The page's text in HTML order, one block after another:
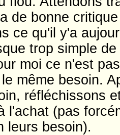
de bonne
ce qu'il y'a
trop simple
moi ce n'est
même besoin.
réfléchissons
l'achat (pas
leurs besoin).